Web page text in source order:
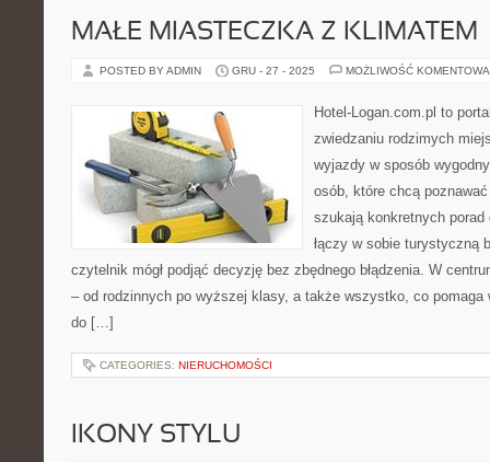
MAŁE MIASTECZKA Z KLIMATEM
POSTED BY ADMIN GRU - 27 - 2025 MOŻLIWOŚĆ
Hotel-Logan.com.pl to
zwiedzaniu rodzimych
wyjazdy w sposób
osób, które chcą
szukają konkretnych
łączy w sobie turystyczną
czytelnik mógł podjąć decyzję bez zbędnego błądzenia. W
– od rodzinnych po wyższej klasy, a także wszystko, co pomaga
do […]
CATEGORIES: NIERUCHOMOŚCI
IKONY STYLU